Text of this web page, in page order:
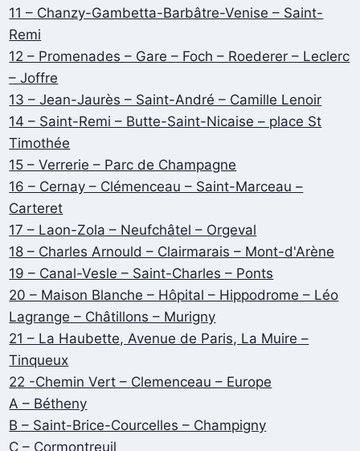
11 – Chanzy-Gambetta-Barbâtre-Venise – Saint-
Remi
12 – Promenades – Gare – Foch – Roederer – Leclerc
– Joffre
13 – Jean-Jaurès – Saint-André – Camille Lenoir
14 – Saint-Remi – Butte-Saint-Nicaise – place St
Timothée
15 – Verrerie – Parc de Champagne
16 – Cernay – Clémenceau – Saint-Marceau –
Carteret
17 – Laon-Zola – Neufchâtel – Orgeval
18 – Charles Arnould – Clairmarais – Mont-d'Arène
19 – Canal-Vesle – Saint-Charles – Ponts
20 – Maison Blanche – Hôpital – Hippodrome – Léo
Lagrange – Châtillons – Murigny
21 – La Haubette, Avenue de Paris, La Muire –
Tinqueux
22 -Chemin Vert – Clemenceau – Europe
A – Bétheny
B – Saint-Brice-Courcelles – Champigny
C – Cormontreuil